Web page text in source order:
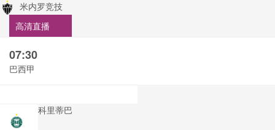
米内罗竞技
高清直播
07:30
巴西甲
科里蒂巴